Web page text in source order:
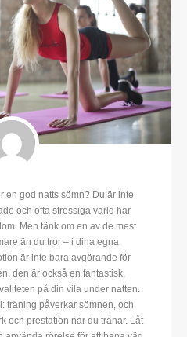
en god natts sömn? Du är inte
och ofta stressiga värld har
Men tänk om en av de mest
än du tror – i dina egna
är inte bara avgörande för
den är också en fantastisk,
på din vila under natten.
träning påverkar sömnen, och
och prestation när du tränar. Låt